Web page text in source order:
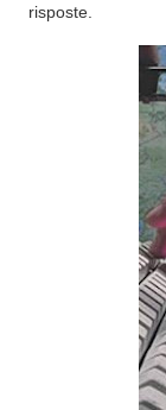
risposte.